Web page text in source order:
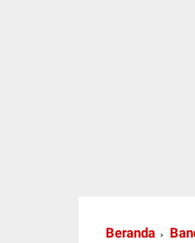
Beranda